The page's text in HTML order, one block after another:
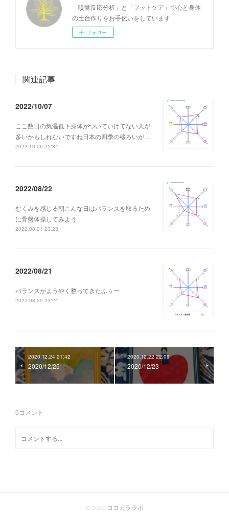
「嗅覚反応分析」と「フットケア」で心と身体
の土台作りをお手伝いをしています
フォロー
関連記事
2022/10/07
ここ数日の気温低下身体がついていけてない人が
多いかもしれないですね日本の四季の移ろいが…
2022.10.06 21:34
2022/08/22
むくみを感じる朝こんな日はバランスを取るため
に骨盤体操してみよう
2022.08.21 23:23
2022/08/21
バランスがようやく整ってきたふぅー
2022.08.20 23:24
2020.12.24 21:42
2020/12/25
2020.12.22 22:09
2020/12/23
0コメント
© 2020 ココカララボ